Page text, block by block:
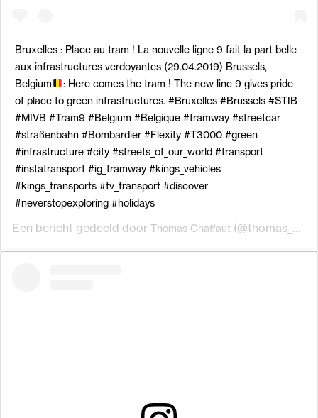
Bruxelles : Place au tram ! La nouvelle ligne 9 fait la part belle
aux infrastructures verdoyantes (29.04.2019) Brussels,
Belgium
: Here comes the tram ! The new line 9 gives pride
of place to green infrastructures. #Bruxelles #Brussels #STIB
#MIVB #Tram9 #Belgium #Belgique #tramway #streetcar
#straßenbahn #Bombardier #Flexity #T3000 #green
#infrastructure #city #streets_of_our_world #transport
#instatransport #ig_tramway #kings_vehicles
#kings_transports #tv_transport #discover
#neverstopexploring #holidays
Een bericht gedeeld door Thomas Chaffaut (@thomas_chaffaut) op